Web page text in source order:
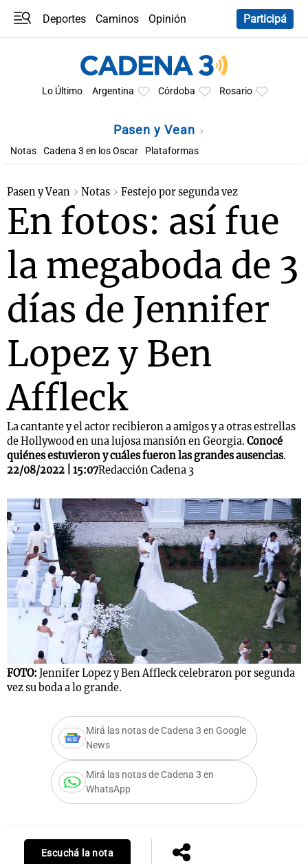
Deportes Caminos
Opinión
Participá
Lo Último Argentina Córdoba Rosario
Pasen y Vean
Notas Cadena 3 en los Oscar Plataformas
Pasen y Vean Notas Festejo por segunda vez
En fotos: así fue
la megaboda de 3
días de Jennifer
Lopez y Ben
Affleck
La cantante y el actor recibieron a amigos y a otras estrellas
de Hollywood en una lujosa mansión en Georgia. Conocé
quiénes estuvieron y cuáles fueron las grandes ausencias.
22/08/2022 | 15:07Redacción Cadena 3
FOTO: Jennifer Lopez y Ben Affleck celebraron por segunda
vez su boda a lo grande.
Mirá las notas de Cadena 3 en Google
News
Mirá las notas de Cadena 3 en
WhatsApp
Escuchá la nota
Notas
Mundial 2026
Notas
Cadena 3